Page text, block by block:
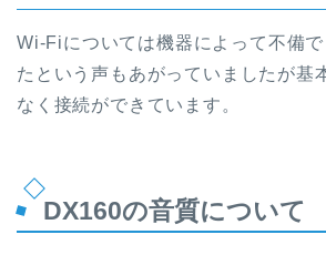
Wi-Fiについては機器によって不備
たという声もあがっていましたが基
なく接続ができています。
DX160の音質について